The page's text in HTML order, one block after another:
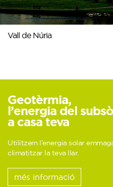
Vall de Núria
Geotèrmia,
l’energia del
a casa teva
Utilitzem l’energia solar
climatitzar la teva llar.
més informació